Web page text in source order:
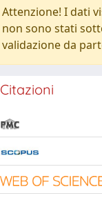
Attenzione! I dati
non sono stati
validazione da
Citazioni